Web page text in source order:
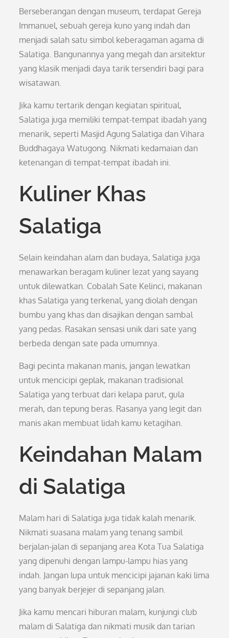
Berseberangan dengan museum, terdapat Gereja
Immanuel, sebuah gereja kuno yang indah dan
menjadi salah satu simbol keberagaman agama di
Salatiga. Bangunannya yang megah dan arsitektur
yang klasik menjadi daya tarik tersendiri bagi para
wisatawan.
Jika kamu tertarik dengan kegiatan spiritual,
Salatiga juga memiliki tempat-tempat ibadah yang
menarik, seperti Masjid Agung Salatiga dan Vihara
Buddhagaya Watugong. Nikmati kedamaian dan
ketenangan di tempat-tempat ibadah ini.
Kuliner Khas
Salatiga
Selain keindahan alam dan budaya, Salatiga juga
menawarkan beragam kuliner lezat yang sayang
untuk dilewatkan. Cobalah Sate Kelinci, makanan
khas Salatiga yang terkenal, yang diolah dengan
bumbu yang khas dan disajikan dengan sambal
yang pedas. Rasakan sensasi unik dari sate yang
berbeda dengan sate pada umumnya.
Bagi pecinta makanan manis, jangan lewatkan
untuk mencicipi geplak, makanan tradisional
Salatiga yang terbuat dari kelapa parut, gula
merah, dan tepung beras. Rasanya yang legit dan
manis akan membuat lidah kamu ketagihan.
Keindahan Malam
di Salatiga
Malam hari di Salatiga juga tidak kalah menarik.
Nikmati suasana malam yang tenang sambil
berjalan-jalan di sepanjang area Kota Tua Salatiga
yang dipenuhi dengan lampu-lampu hias yang
indah. Jangan lupa untuk mencicipi jajanan kaki lima
yang banyak berjejer di sepanjang jalan.
Jika kamu mencari hiburan malam, kunjungi club
malam di Salatiga dan nikmati musik dan tarian